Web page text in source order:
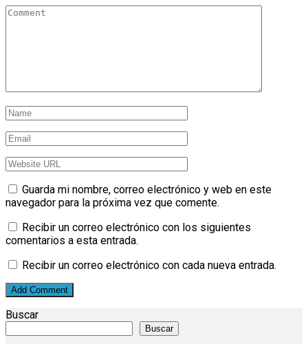
Guarda mi nombre, correo electrónico y web en este
navegador para la próxima vez que comente.
Recibir un correo electrónico con los siguientes
comentarios a esta entrada.
Recibir un correo electrónico con cada nueva entrada.
Buscar
Buscar